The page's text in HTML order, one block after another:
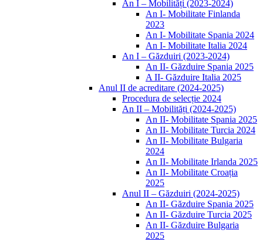
An I – Mobilități (2023-2024)
An I- Mobilitate Finlanda
2023
An I- Mobilitate Spania 2024
An I- Mobilitate Italia 2024
An I – Găzduiri (2023-2024)
An II- Găzduire Spania 2025
A II- Găzduire Italia 2025
Anul II de acreditare (2024-2025)
Procedura de selecție 2024
An II – Mobilități (2024-2025)
An II- Mobilitate Spania 2025
An II- Mobilitate Turcia 2024
An II- Mobilitate Bulgaria
2024
An II- Mobilitate Irlanda 2025
An II- Mobilitate Croația
2025
Anul II – Găzduiri (2024-2025)
An II- Găzduire Spania 2025
An II- Găzduire Turcia 2025
An II- Găzduire Bulgaria
2025